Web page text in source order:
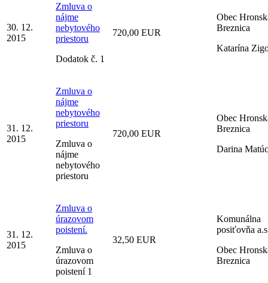
30. 12.
2015
Zmluva o
nájme
nebytového
priestoru
Dodatok č. 1
720,00 EUR
Obec
Breznica
Katarína
31. 12.
2015
Zmluva o
nájme
nebytového
priestoru
Zmluva o
nájme
nebytového
priestoru
720,00 EUR
Obec
Breznica
Darina
31. 12.
2015
Zmluva o
úrazovom
poistení.
Zmluva o
úrazovom
poistení 1
32,50 EUR
Komunálna
posiťovňa
Obec
Breznica